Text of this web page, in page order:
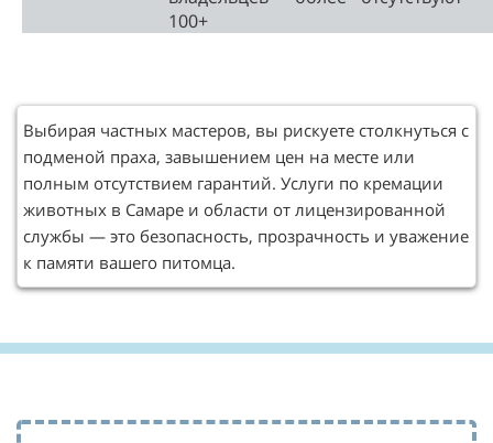
100+
Выбирая частных мастеров, вы рискуете столкнуться с
подменой праха, завышением цен на месте или
полным отсутствием гарантий. Услуги по кремации
животных в Самаре и области от лицензированной
службы — это безопасность, прозрачность и уважение
к памяти вашего питомца.